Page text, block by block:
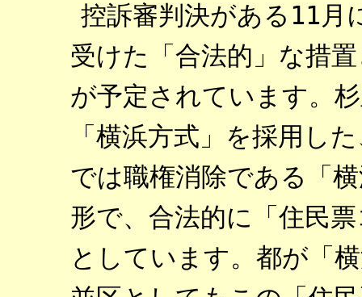
控訴審判決がある11月
受けた「合法的」な措
が予定されています。
「横浜方式」を採用し
では職権消除である「
形で、合法的に「住民
としています。都が「